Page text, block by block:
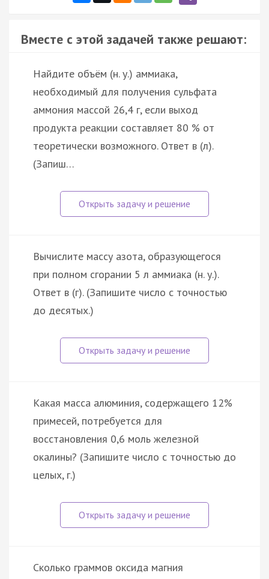
Вместе с этой задачей также решают:
Найдите объём (н. у.) аммиака,
необходимый для получения сульфата
аммония массой 26,4 г, если выход
продукта реакции составляет 80 % от
теоретически возможного. Ответ в (л).
(Запиш…
Вычислите массу азота, образующегося
при полном сгорании 5 л аммиака (н. у.).
Ответ в (г). (Запишите число с точностью
до десятых.)
Какая масса алюминия, содержащего 12%
примесей, потребуется для
восстановления 0,6 моль железной
окалины? (Запишите число с точностью до
целых, г.)
Сколько граммов оксида магния